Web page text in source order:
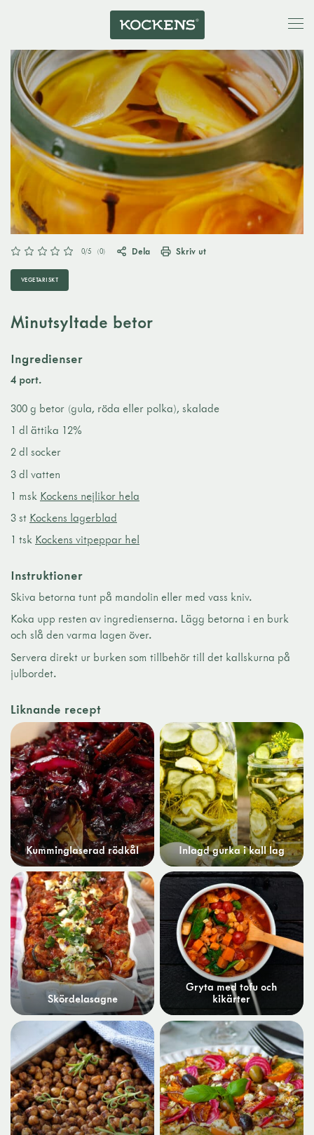
0/5 (0) Dela Skriv ut
VEGETARISKT
Minutsyltade betor
Ingredienser
4 port.
300 g betor (gula, röda eller polka), skalade
1 dl ättika 12%
2 dl socker
3 dl vatten
1 msk Kockens nejlikor hela
3 st Kockens lagerblad
1 tsk Kockens vitpeppar hel
Instruktioner
Skiva betorna tunt på mandolin eller med vass kniv.
Koka upp resten av ingredienserna. Lägg betorna i en burk
och slå den varma lagen över.
Servera direkt ur burken som tillbehör till det kallskurna på
julbordet.
Liknande recept
Kumminglaserad rödkål Inlagd gurka i kall lag
Skördelasagne
Gryta med tofu och
kikärter